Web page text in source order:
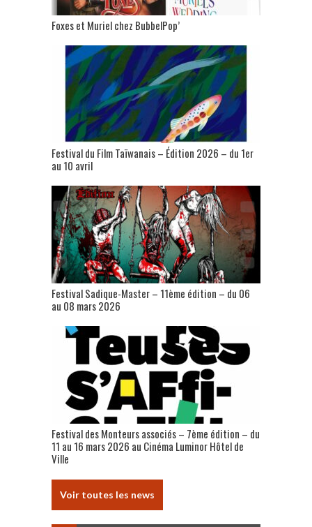
Foxes et Muriel chez BubbelPop’
Festival du Film Taïwanais – Édition 2026 – du 1er
au 10 avril
Festival Sadique-Master – 11ème édition – du 06
au 08 mars 2026
Festival des Monteurs associés – 7ème édition – du
11 au 16 mars 2026 au Cinéma Luminor Hôtel de
Ville
Voir toutes les news